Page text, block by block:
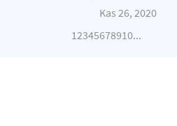
Kas 26, 2020
12345678910...